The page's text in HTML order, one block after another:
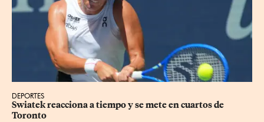
DEPORTES
Swiatek reacciona a tiempo y se mete en cuartos de
Toronto